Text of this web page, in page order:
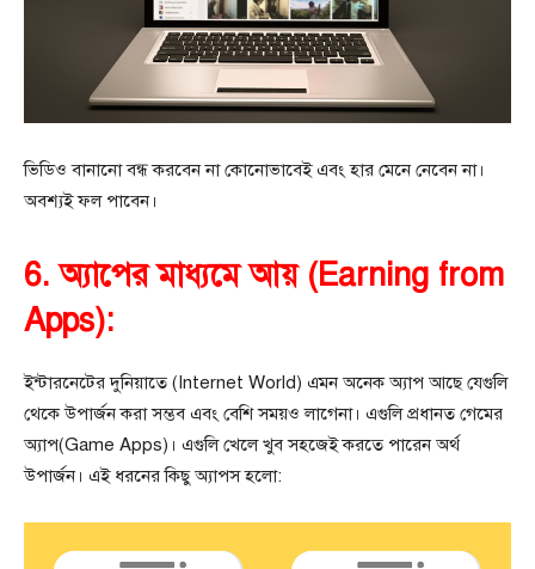
ভিডিও বানানো বন্ধ করবেন না কোনোভাবেই এবং হার মেনে নেবেন না।
অবশ্যই ফল পাবেন।
6. অ্যাপের মাধ্যমে আয় (Earning from
Apps):
ইন্টারনেটের দুনিয়াতে (Internet World) এমন অনেক অ্যাপ আছে যেগুলি
থেকে উপার্জন করা সম্ভব এবং বেশি সময়ও লাগেনা। এগুলি প্রধানত গেমের
অ্যাপ(Game Apps)। এগুলি খেলে খুব সহজেই করতে পারেন অর্থ
উপার্জন। এই ধরনের কিছু অ্যাপস হলো: